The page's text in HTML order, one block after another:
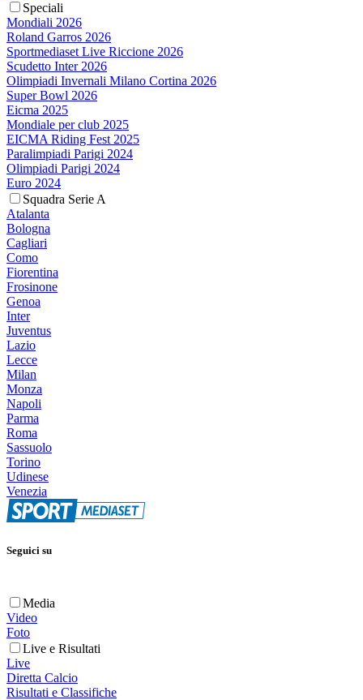
Speciali
Mondiali 2026
Roland Garros 2026
Sportmediaset Live Riccione 2026
Scudetto Inter 2026
Olimpiadi Invernali Milano Cortina 2026
Super Bowl 2026
Eicma 2025
Mondiale per club 2025
EICMA Riding Fest 2025
Paralimpiadi Parigi 2024
Olimpiadi Parigi 2024
Euro 2024
Squadra Serie A
Atalanta
Bologna
Cagliari
Como
Fiorentina
Frosinone
Genoa
Inter
Juventus
Lazio
Lecce
Milan
Monza
Napoli
Parma
Roma
Sassuolo
Torino
Udinese
Venezia
Seguici su
Media
Video
Foto
Live e Risultati
Live
Diretta Calcio
Risultati e Classifiche